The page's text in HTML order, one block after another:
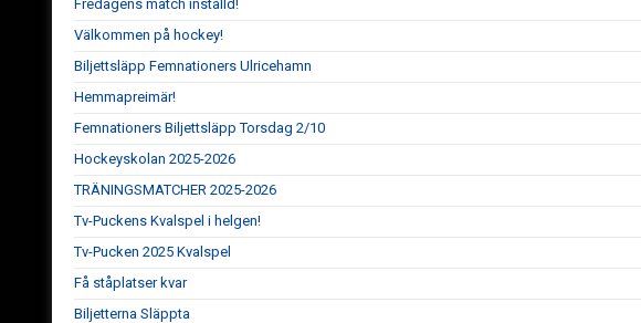
Fredagens match inställd!
Välkommen på hockey!
Biljettsläpp Femnationers Ulricehamn
Hemmapreimär!
Femnationers Biljettsläpp Torsdag 2/10
Hockeyskolan 2025-2026
TRÄNINGSMATCHER 2025-2026
Tv-Puckens Kvalspel i helgen!
Tv-Pucken 2025 Kvalspel
Få ståplatser kvar
Biljetterna Släppta